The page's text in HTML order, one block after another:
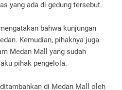
yang ada di gedung tersebut.
bahwa kunjungan
Kemudian, pihaknya juga
Medan Mall yang sudah
pihak pengelola.
di Medan Mall oleh